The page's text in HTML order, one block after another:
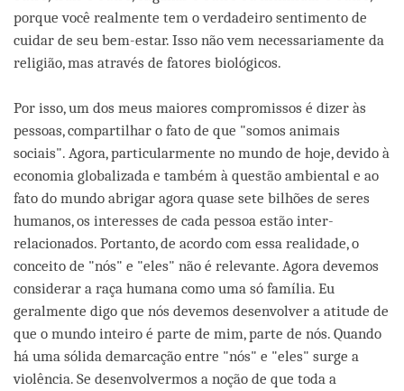
porque você realmente tem o verdadeiro sentimento de
cuidar de seu bem-estar. Isso não vem necessariamente da
religião, mas através de fatores biológicos.
Por isso, um dos meus maiores compromissos é dizer às
pessoas, compartilhar o fato de que "somos animais
sociais". Agora, particularmente no mundo de hoje, devido à
economia globalizada e também à questão ambiental e ao
fato do mundo abrigar agora quase sete bilhões de seres
humanos, os interesses de cada pessoa estão inter-
relacionados. Portanto, de acordo com essa realidade, o
conceito de "nós" e "eles" não é relevante. Agora devemos
considerar a raça humana como uma só família. Eu
geralmente digo que nós devemos desenvolver a atitude de
que o mundo inteiro é parte de mim, parte de nós. Quando
há uma sólida demarcação entre "nós" e "eles" surge a
violência. Se desenvolvermos a noção de que toda a